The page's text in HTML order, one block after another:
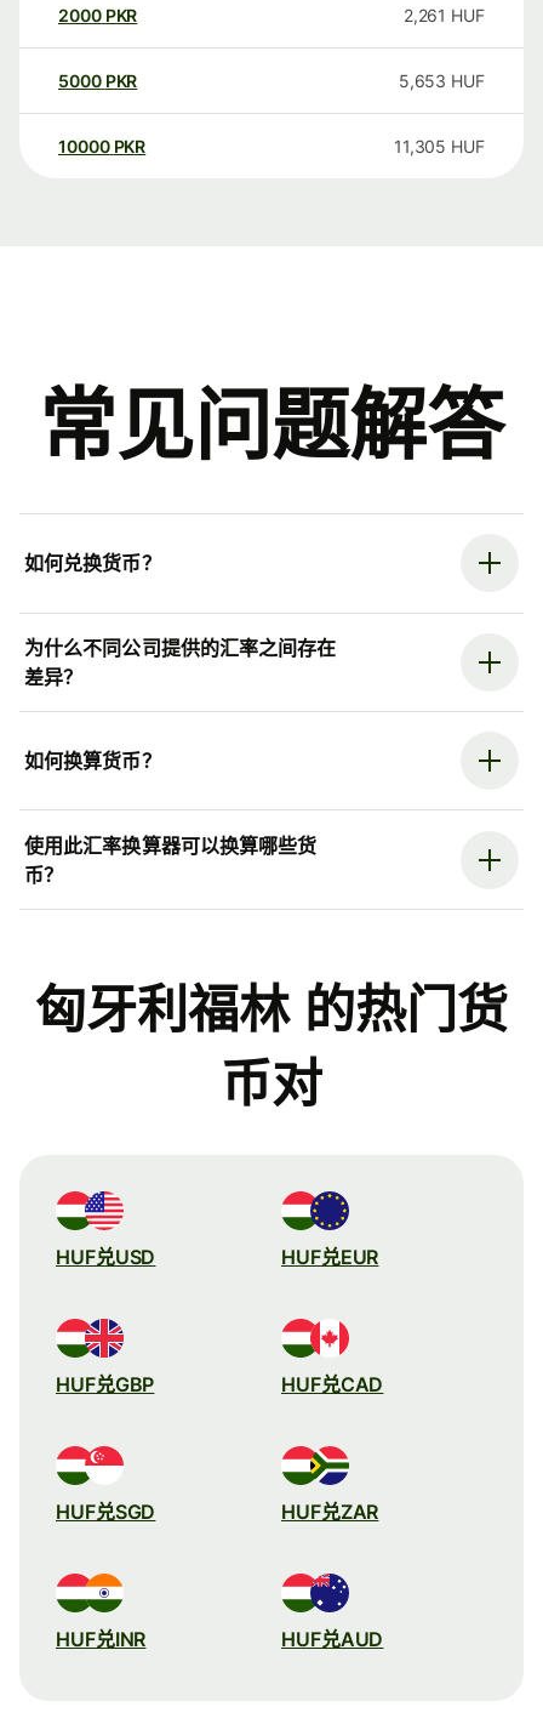
2000 PKR 2,261 HUF
5000 PKR 5,653 HUF
10000 PKR 11,305 HUF
常见问题解答
如何兑换货币？
为什么不同公司提供的汇率之间存在
差异？
如何换算货币？
使用此汇率换算器可以换算哪些货
币？
匈牙利福林 的热门货
币对
HUF兑USD HUF兑EUR
HUF兑GBP HUF兑CAD
HUF兑SGD HUF兑ZAR
HUF兑INR HUF兑AUD